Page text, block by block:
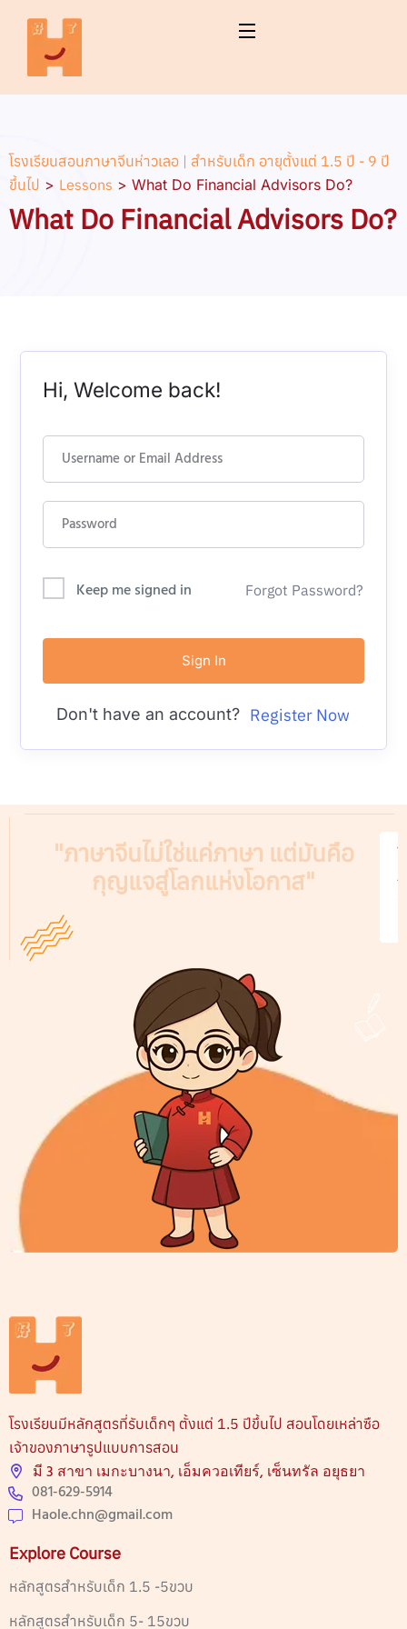
โรงเรียนสอนภาษาจีนห่าวเลอ | สำหรับเด็ก อายุตั้งแต่ 1.5 ปี - 9 ปี
ขึ้นไป > Lessons > What Do Financial Advisors Do?
What Do Financial Advisors Do?
Hi, Welcome back!
Keep me signed in Forgot Password?
Sign In
Don't have an account? Register Now
"ภาษาจีนไม่ใช่แค่ภาษา แต่มันคือ
กุญแจสู่โลกแห่งโอกาส"
โรงเรียนมีหลักสูตรที่รับเด็กๆ ตั้งแต่ 1.5 ปีขึ้นไป สอนโดยเหล่าซือ
เจ้าของภาษารูปแบบการสอน
มี 3 สาขา เมกะบางนา, เอ็มควอเทียร์, เซ็นทรัล อยุธยา
081-629-5914
Haole.chn@gmail.com
Explore Course
หลักสูตรสำหรับเด็ก 1.5 -5ขวบ
หลักสูตรสำหรับเด็ก 5- 15ขวบ